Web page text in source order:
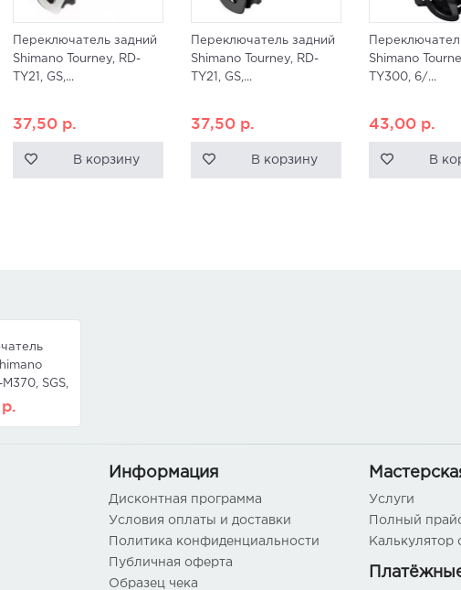
Переключатель задний
Shimano Tourney, RD-
TY21, GS,...
37,50 р.
В корзину
Переключатель задний
Shimano Tourney, RD-
TY21, GS,...
37,50 р.
В корзину
Shimano
TY300, 6/...
43,00 р.
В
SGS,
р.
Информация
Дисконтная программа
Условия оплаты и доставки
Политика конфиденциальности
Публичная оферта
Образец чека
Услуги
Полный
Калькулятор